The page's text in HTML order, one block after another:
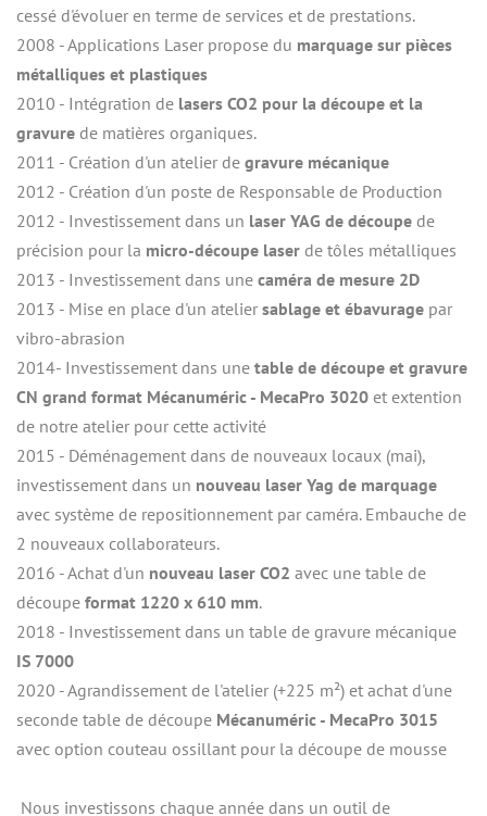
cessé d'évoluer en terme de services et de prestations.
2008 - Applications Laser propose du marquage sur pièces
métalliques et plastiques
2010 - Intégration de lasers CO2 pour la découpe et la
gravure de matières organiques.
2011 - Création d'un atelier de gravure mécanique
2012 - Création d'un poste de Responsable de Production
2012 - Investissement dans un laser YAG de découpe de
précision pour la micro-découpe laser de tôles métalliques
2013 - Investissement dans une caméra de mesure 2D
2013 - Mise en place d'un atelier sablage et ébavurage par
vibro-abrasion
2014- Investissement dans une table de découpe et gravure
CN grand format Mécanuméric - MecaPro 3020 et extention
de notre atelier pour cette activité
2015 - Déménagement dans de nouveaux locaux (mai),
investissement dans un nouveau laser Yag de marquage
avec système de repositionnement par caméra. Embauche de
2 nouveaux collaborateurs.
2016 - Achat d'un nouveau laser CO2 avec une table de
découpe format 1220 x 610 mm.
2018 - Investissement dans un table de gravure mécanique
IS 7000
2020 - Agrandissement de l'atelier (+225 m²) et achat d'une
seconde table de découpe Mécanuméric - MecaPro 3015
avec option couteau ossillant pour la découpe de mousse
Nous investissons chaque année dans un outil de